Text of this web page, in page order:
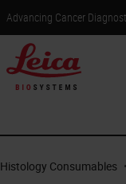
Advancing Cancer
Histology Consumables •